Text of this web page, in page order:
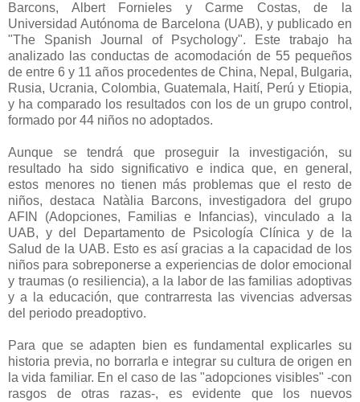
Barcons, Albert Fornieles y Carme Costas, de la
Universidad Autónoma de Barcelona (UAB), y publicado en
"The Spanish Journal of Psychology". Este trabajo ha
analizado las conductas de acomodación de 55 pequeños
de entre 6 y 11 años procedentes de China, Nepal, Bulgaria,
Rusia, Ucrania, Colombia, Guatemala, Haití, Perú y Etiopia,
y ha comparado los resultados con los de un grupo control,
formado por 44 niños no adoptados.
Aunque se tendrá que proseguir la investigación, su
resultado ha sido significativo e indica que, en general,
estos menores no tienen más problemas que el resto de
niños, destaca Natàlia Barcons, investigadora del grupo
AFIN (Adopciones, Familias e Infancias), vinculado a la
UAB, y del Departamento de Psicología Clínica y de la
Salud de la UAB. Esto es así gracias a la capacidad de los
niños para sobreponerse a experiencias de dolor emocional
y traumas (o resiliencia), a la labor de las familias adoptivas
y a la educación, que contrarresta las vivencias adversas
del periodo preadoptivo.
Para que se adapten bien es fundamental explicarles su
historia previa, no borrarla e integrar su cultura de origen en
la vida familiar. En el caso de las "adopciones visibles" -con
rasgos de otras razas-, es evidente que los nuevos